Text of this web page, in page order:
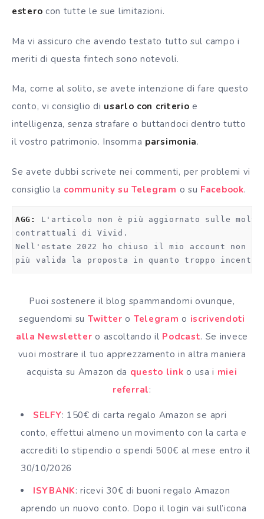
estero con tutte le sue limitazioni.
Ma vi assicuro che avendo testato tutto sul campo i
meriti di questa fintech sono notevoli.
Ma, come al solito, se avete intenzione di fare questo
conto, vi consiglio di usarlo con criterio e
intelligenza, senza strafare o buttandoci dentro tutto
il vostro patrimonio. Insomma parsimonia.
Se avete dubbi scrivete nei commenti, per problemi vi
consiglio la community su Telegram o su Facebook.
AGG:
L'articolo non è più aggiornato sulle
contrattuali di Vivid.
Nell'estate 2022 ho chiuso il mio account non
più valida la proposta in quanto troppo
Puoi sostenere il blog spammandomi ovunque,
seguendomi su Twitter o Telegram o iscrivendoti
alla Newsletter o ascoltando il Podcast. Se invece
vuoi mostrare il tuo apprezzamento in altra maniera
acquista su Amazon da questo link o usa i miei
referral:
SELFY: 150€ di carta regalo Amazon se apri
conto, effettui almeno un movimento con la carta e
accrediti lo stipendio o spendi 500€ al mese entro il
30/10/2026
ISYBANK: ricevi 30€ di buoni regalo Amazon
aprendo un nuovo conto. Dopo il login vai sull’icona